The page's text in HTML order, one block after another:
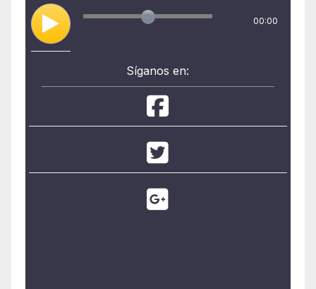
00:00
Síganos en: